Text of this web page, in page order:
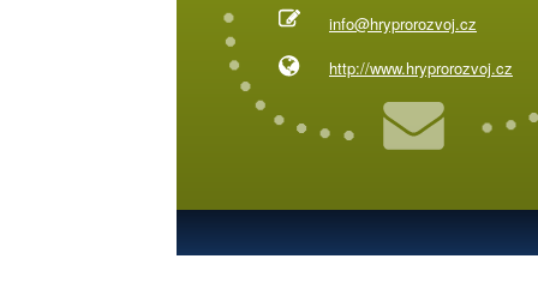
info@hryprorozvoj.cz
http://www.hryprorozvoj.cz